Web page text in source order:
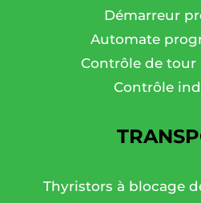
Démarreur
Automate
Contrôle de
Contrôle
Thyristors à blocage